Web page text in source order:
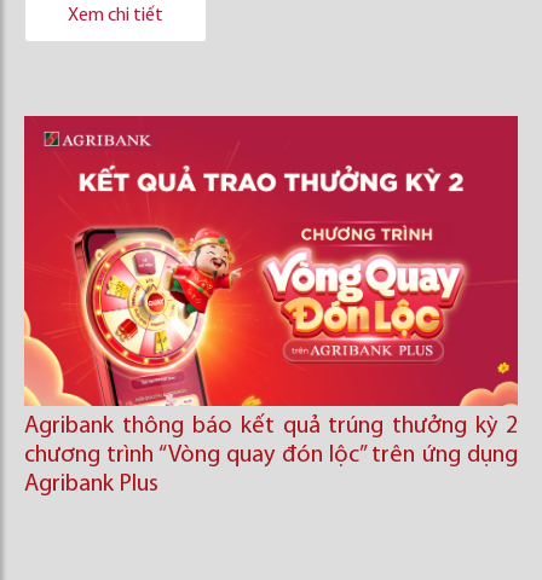
Xem chi tiết
Agribank thông báo kết quả trúng thưởng kỳ 2
chương trình “Vòng quay đón lộc’’ trên ứng dụng
Agribank Plus